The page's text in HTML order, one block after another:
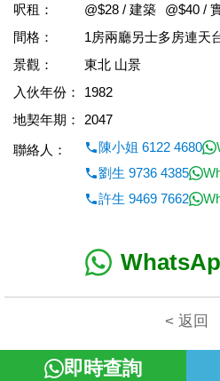
呎租：
@$28 / 建築
@$40 /
間格：
1房兩廳另士多房連天
景觀：
東北 山景
入伙年份：
1982
地契年期：
2047
聯絡人：
陳小姐 6122 4680
劉生 9736 4385
許生 9469 7662
< 返回
即時查詢
本網頁所提供資料僅作參考用途。若